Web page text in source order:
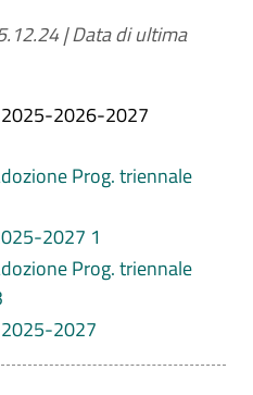
|Data di ultima
2025-2026-2027
Prog. triennale
2027 1
Prog. triennale
2025-2027